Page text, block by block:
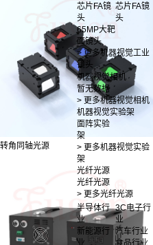
芯片FA镜
头
芯片FA镜
头
65MP大靶
面镜头
> 更多机器视觉工业
镜头
机器视觉相机
暂无数据
> 更多机器视觉相机
机器视觉实验架
面阵实验
架
> 更多机器视觉实验
架
光纤光源
光纤光源
> 更多光纤光源
半导体行
业
3C电子行
业
新能源行
业
汽车行业
食品行业
转角同轴光源